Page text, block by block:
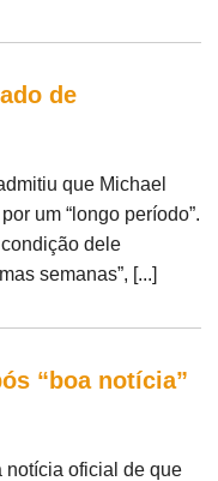
de
que Michael
um “longo período”.
dele
semanas”, [...]
“boa notícia”
notícia oficial de que